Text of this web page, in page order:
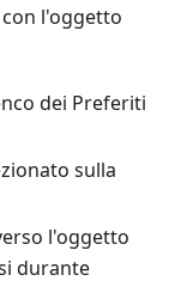
l'oggetto
dei Preferiti
sulla
l'oggetto
durante